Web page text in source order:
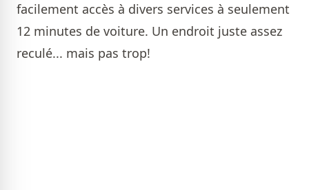
facilement accès à divers services à seulement
12 minutes de voiture. Un endroit juste assez
reculé... mais pas trop!